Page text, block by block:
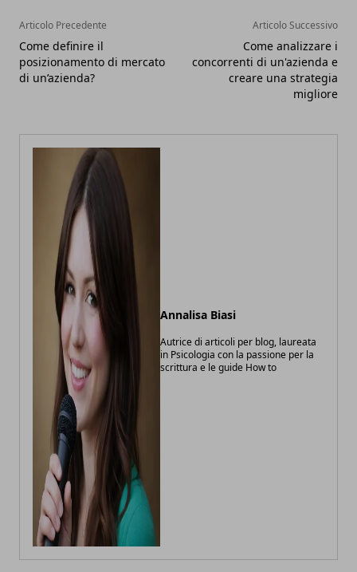
Articolo Precedente
Come definire il
posizionamento di mercato
di un’azienda?
Articolo Successivo
Come analizzare i
concorrenti di un'azienda e
creare una strategia
migliore
Annalisa Biasi
Autrice di articoli per blog, laureata
in Psicologia con la passione per la
scrittura e le guide How to